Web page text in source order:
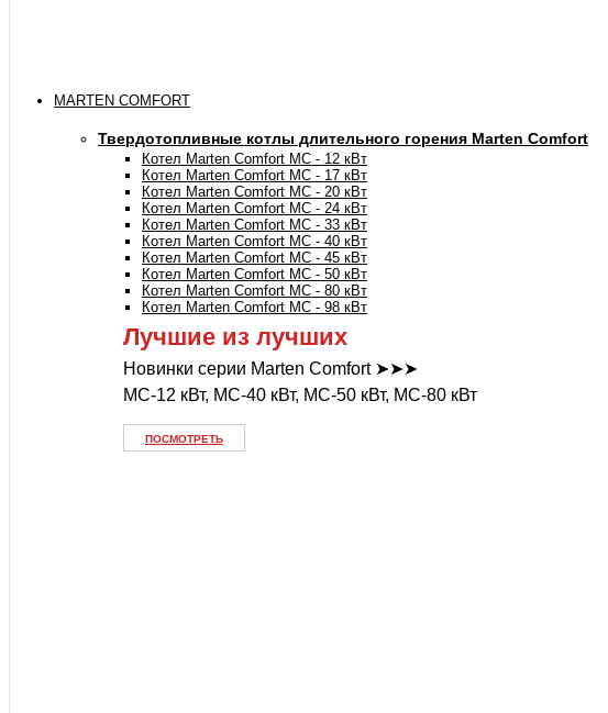
MARTEN COMFORT
Твердотопливные котлы длительного горения Marten Comfort
Котел Marten Comfort MC - 12 кВт
Котел Marten Comfort MC - 17 кВт
Котел Marten Comfort MC - 20 кВт
Котел Marten Comfort MC - 24 кВт
Котел Marten Comfort MC - 33 кВт
Котел Marten Comfort MC - 40 кВт
Котел Marten Comfort MC - 45 кВт
Котел Marten Comfort MC - 50 кВт
Котел Marten Comfort MC - 80 кВт
Котел Marten Comfort MC - 98 кВт
Лучшие из лучших
Новинки серии Marten Comfort ➤➤➤
MC-12 кВт, MC-40 кВт, MC-50 кВт, MC-80 кВт
ПОСМОТРЕТЬ